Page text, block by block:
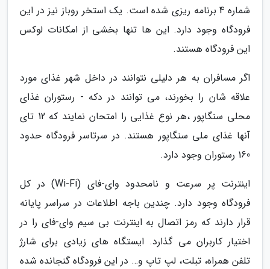
شماره 4 برنامه ریزی شده است. یک استخر روباز نیز در این
فرودگاه وجود دارد. این ها تنها بخشی از امکانات لوکس
این فرودگاه هستند.
اگر مسافران به هر دلیلی نتوانند در داخل شهر غذای مورد
علاقه شان را بخورند، می توانند در دکه - رستوران غذای
محلی سنگاپور ،هر نوع غذایی را امتحان نمایند که 12 تای
آنها غذای ملی سنگاپور هستند. در سرتاسر فرودگاه حدود
160 رستوران وجود دارد.
اینترنت پر سرعت و نامحدود وای-فای (Wi-Fi) در کل
فرودگاه وجود دارد. چندین باجه اطلاعات در سراسر پایانه
قرار دارند که رمز اتصال به اینترنت بی سیم وای-فای را در
اختیار کاربران می گذارد. ایستگاه های زیادی برای شارژ
تلفن همراه، تبلت، لپ تاپ و… در این فرودگاه گنجانده شده